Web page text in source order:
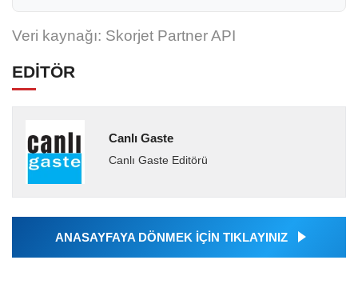
Veri kaynağı: Skorjet Partner API
EDİTÖR
Canlı Gaste
Canlı Gaste Editörü
ANASAYFAYA DÖNMEK İÇİN TIKLAYINIZ